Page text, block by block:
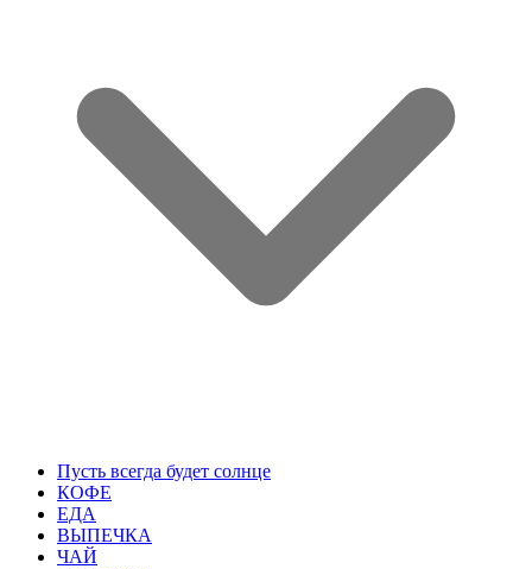
Пусть всегда будет солнце
КОФЕ
ЕДА
ВЫПЕЧКА
ЧАЙ